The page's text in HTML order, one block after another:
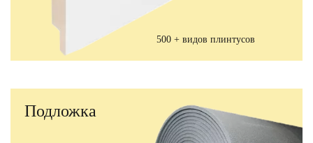
500 + видов плинтусов
Подложка